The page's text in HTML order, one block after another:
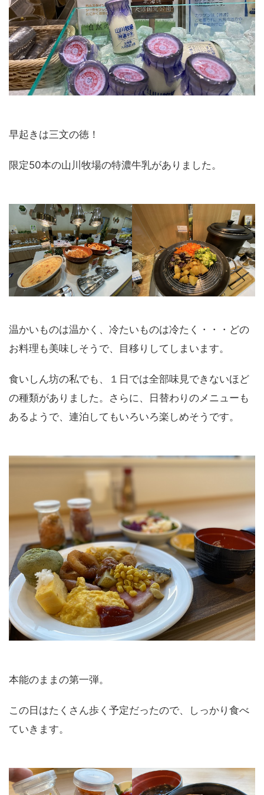
早起きは三文の徳！
限定50本の山川牧場の特濃牛乳がありました。
温かいものは温かく、冷たいものは冷たく・・・どの
お料理も美味しそうで、目移りしてしまいます。
食いしん坊の私でも、１日では全部味見できないほど
の種類がありました。さらに、日替わりのメニューも
あるようで、連泊してもいろいろ楽しめそうです。
本能のままの第一弾。
この日はたくさん歩く予定だったので、しっかり食べ
ていきます。